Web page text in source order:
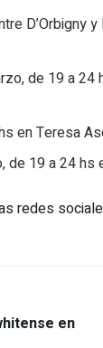
D’Orbigny y
de 19 a 24
en Teresa
19 a 24 hs
redes
en